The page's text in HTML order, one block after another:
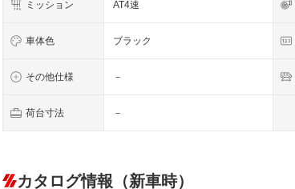
ミッション AT4速
車体色 ブラック
その他仕様 －
荷台寸法 －
カタログ情報（新車時）